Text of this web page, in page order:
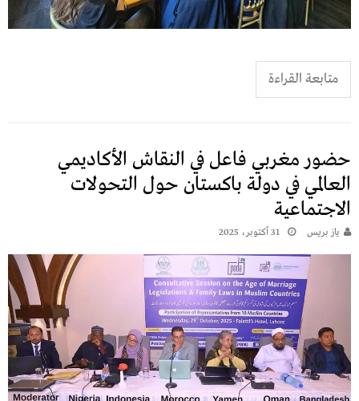
متابعة القراءة
حضور مغربي فاعل في النقاش الأكاديمي
العالمي في دولة باكستان حول التحولات
الاجتماعية
يـاز بريـس 31 أكتوبر، 2025